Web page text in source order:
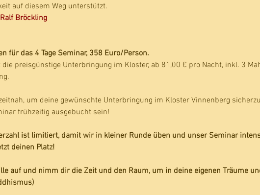
auf diesem Weg unterstützt.
Bröckling
für das 4 Tage Seminar, 358 Euro/Person.
preisgünstige Unterbringung im Kloster, ab 81,00 € pro Nacht, inkl. 3
um deine gewünschte Unterbringung im Kloster Vinnenberg
frühzeitig ausgebucht sein!
ist limitiert, damit wir in kleiner Runde üben und unser Seminar
deinen Platz!
auf und nimm dir die Zeit und den Raum, um in deine eigenen Träume